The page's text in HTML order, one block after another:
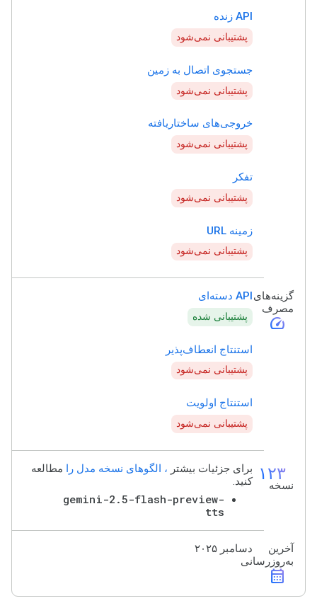
API زنده
پشتیبانی نمی‌شود
جستجوی اتصال به زمین
پشتیبانی نمی‌شود
خروجی‌های ساختاریافته
پشتیبانی نمی‌شود
تفکر
پشتیبانی نمی‌شود
زمینه URL
پشتیبانی نمی‌شود
گزینه‌های
مصرف
speed
API دسته‌ای
پشتیبانی شده
استنتاج انعطاف‌پذیر
پشتیبانی نمی‌شود
استنتاج اولویت
پشتیبانی نمی‌شود
۱۲۳
نسخه
برای جزئیات بیشتر ، الگوهای نسخه مدل را مطالعه
کنید.
gemini-2.5-flash-preview-
tts
آخرین
به‌روزرسانی
calendar_month
دسامبر ۲۰۲۵